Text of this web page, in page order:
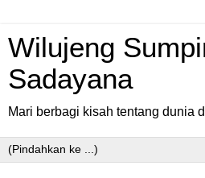
Wilujeng
Sadayana
Mari berbagi kisah tentang dunia